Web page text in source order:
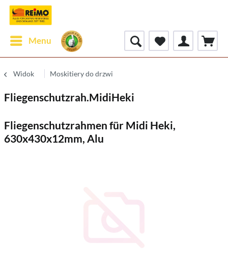
Menu
Widok Moskitiery do drzwi
Fliegenschutzrah.MidiHeki
Fliegenschutzrahmen für Midi Heki,
630x430x12mm, Alu